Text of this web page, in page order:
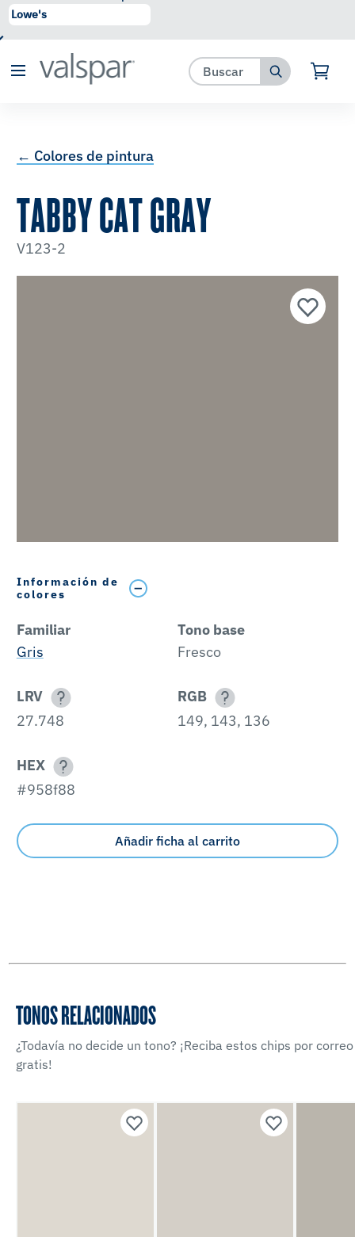
se ha agregado a favoritos.
← Colores de pintura
TABBY CAT GRAY
V123-2
Información de
colores
Familiar
Gris
Tono base
Fresco
LRV
27.748
RGB
149, 143, 136
HEX
#958f88
Añadir ficha al carrito
TONOS RELACIONADOS
¿Todavía no decide un tono? ¡Reciba estos chips por correo
gratis!